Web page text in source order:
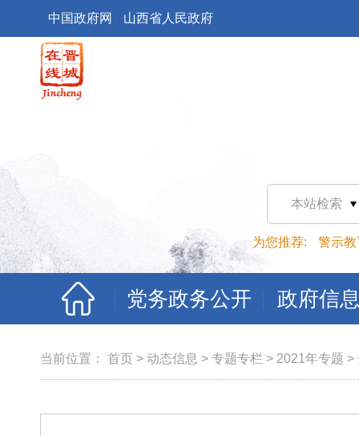
中国政府网 山西省人民政府
本站检索
为您推荐: 警示教
党务政务公开 政府信
当前位置： 首页 > 动态信息 > 专题专栏 > 2021年专题 >